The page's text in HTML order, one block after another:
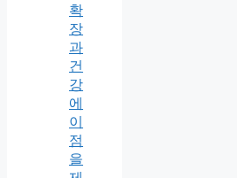
확
장
과
건
강
에
이
점
을